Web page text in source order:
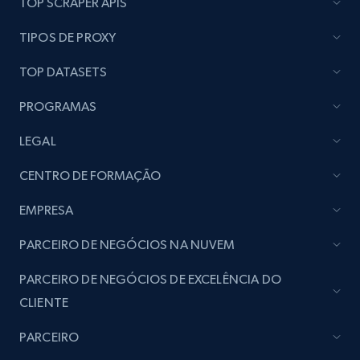
seller URL
URL, Title, Rating, Reviews, Initial price, Final
Lazada - Products - Discover products by
URL, Title, Rating, Reviews, Initial price, Final
price, Currency, Stock, and more.
992+ 165+ Comece agora
TIPOS DE PROXY
TOP DATASETS
PROGRAMAS
LEGAL
CENTRO DE FORMAÇÃO
EMPRESA
PARCEIRO DE NEGÓCIOS NA NUVEM
PARCEIRO DE NEGÓCIOS DE EXCELÊNCIA DO
CLIENTE
PARCEIRO